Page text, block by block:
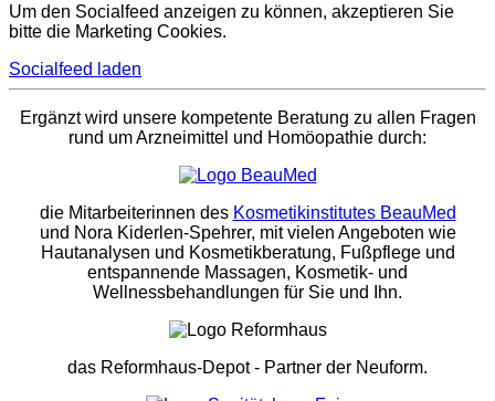
Um den Socialfeed anzeigen zu können, akzeptieren Sie
bitte die Marketing Cookies.
Socialfeed laden
Ergänzt wird unsere kompetente Beratung zu allen Fragen
rund um Arzneimittel und Homöopathie durch:
die Mitarbeiterinnen des Kosmetikinstitutes BeauMed
und Nora Kiderlen-Spehrer, mit vielen Angeboten wie
Hautanalysen und Kosmetikberatung, Fußpflege und
entspannende Massagen, Kosmetik- und
Wellnessbehandlungen für Sie und Ihn.
das Reformhaus-Depot- Partner der Neuform.